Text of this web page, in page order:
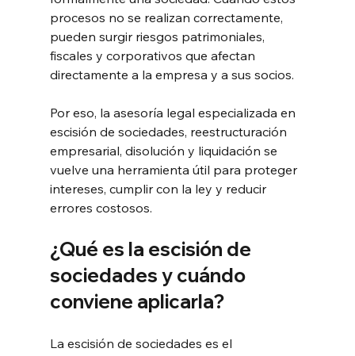
procesos no se realizan correctamente,
pueden surgir riesgos patrimoniales,
fiscales y corporativos que afectan
directamente a la empresa y a sus socios.
Por eso, la asesoría legal especializada en
escisión de sociedades, reestructuración
empresarial, disolución y liquidación se
vuelve una herramienta útil para proteger
intereses, cumplir con la ley y reducir
errores costosos.
¿Qué es la escisión de
sociedades y cuándo
conviene aplicarla?
La escisión de sociedades es el